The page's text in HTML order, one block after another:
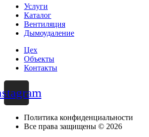
Услуги
Каталог
Вентиляция
Дымоудаление
Цех
Объекты
Контакты
Политика конфиденциальности
Все права защищены © 2026